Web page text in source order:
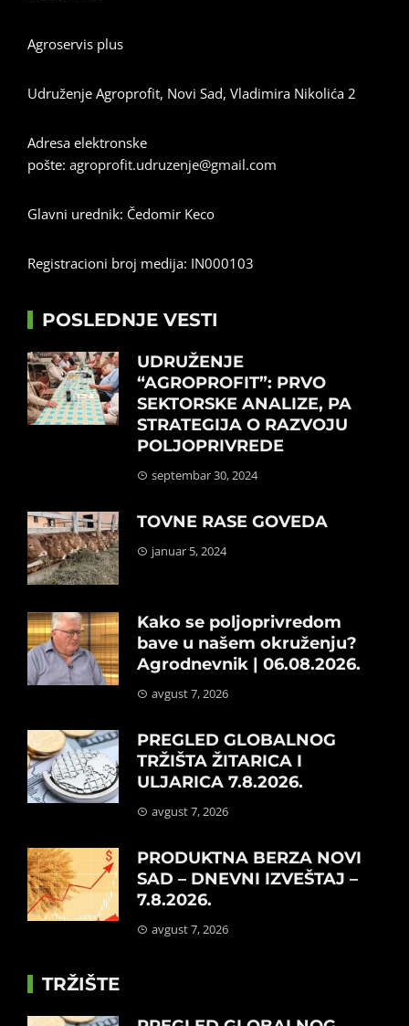
Agroservis plus
Udruženje Agroprofit, Novi Sad, Vladimira Nikolića 2
Adresa elektronske
pošte: agroprofit.udruzenje@gmail.com
Glavni urednik: Čedomir Keco
Registracioni broj medija: IN000103
POSLEDNJE VESTI
UDRUŽENJE
“AGROPROFIT”: PRVO
SEKTORSKE ANALIZE, PA
STRATEGIJA O RAZVOJU
POLJOPRIVREDE
septembar 30, 2024
TOVNE RASE GOVEDA
januar 5, 2024
Kako se poljoprivredom
bave u našem okruženju?
Agrodnevnik | 06.08.2026.
avgust 7, 2026
PREGLED GLOBALNOG
TRŽIŠTA ŽITARICA I
ULJARICA 7.8.2026.
avgust 7, 2026
PRODUKTNA BERZA NOVI
SAD – DNEVNI IZVEŠTAJ –
7.8.2026.
avgust 7, 2026
TRŽIŠTE